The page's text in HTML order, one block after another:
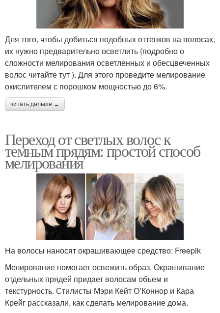
Для того, чтобы добиться подобных оттенков на волосах,
их нужно предварительно осветлить (подробно о
сложности мелирования осветленных и обесцвеченных
волос читайте тут ). Для этого проведите мелирование
окислителем с порошком мощностью до 6%.
читать дальше →
Переход от светлых волос к
темным прядям: простой способ
мелирования
На волосы наносят окрашивающее средство: Freepik
Мелирование помогает освежить образ. Окрашивание
отдельных прядей придает волосам объем и
текстурность. Стилисты Мэри Кейт О’Коннор и Кара
Крейг рассказали, как сделать мелирование дома.